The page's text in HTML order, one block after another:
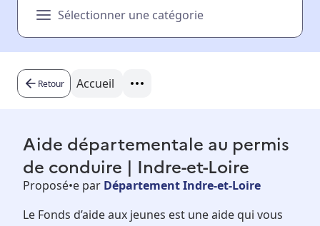
Besoin d'aide ?
Sélectionner une catégorie
Retour Accueil
Aide départementale au permis
de conduire | Indre-et-Loire
Proposé•e par Département Indre-et-Loire
Le Fonds d’aide aux jeunes est une aide qui vous